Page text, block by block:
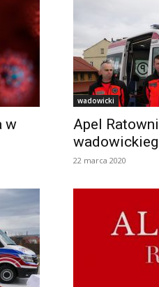
w
wadowicki
Apel
22 marca 2020